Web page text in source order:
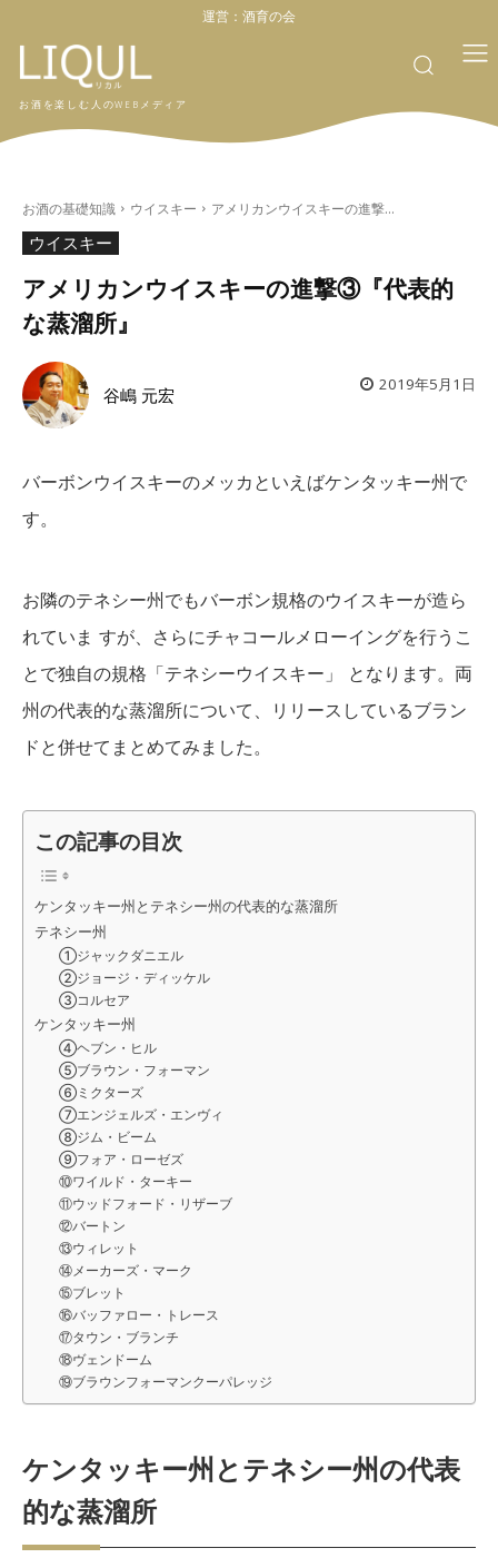
運営： 酒育の会
お酒を楽しむ人のWEBメディア
お酒の基礎知識 ウイスキー アメリカンウイスキーの進撃...
ウイスキー
アメリカンウイスキーの進撃③『代表的
な蒸溜所』
谷嶋 元宏 2019年5月1日
バーボンウイスキーのメッカといえばケンタッキー州で
す。
お隣のテネシー州でもバーボン規格のウイスキーが造ら
れていま すが、さらにチャコールメローイングを行うこ
とで独自の規格「テネシーウイスキー」 となります。両
州の代表的な蒸溜所について、リリースしているブラン
ドと併せてまとめてみました。
この記事の目次
ケンタッキー州とテネシー州の代表的な蒸溜所
テネシー州
①ジャックダニエル
②ジョージ・ディッケル
③コルセア
ケンタッキー州
④ヘブン・ヒル
⑤ブラウン・フォーマン
⑥ミクターズ
⑦エンジェルズ・エンヴィ
⑧ジム・ビーム
⑨フォア・ローゼズ
⑩ワイルド・ターキー
⑪ウッドフォード・リザーブ
⑫バートン
⑬ウィレット
⑭メーカーズ・マーク
⑮ブレット
⑯バッファロー・トレース
⑰タウン・ブランチ
⑱ヴェンドーム
⑲ブラウンフォーマンクーパレッジ
ケンタッキー州とテネシー州の代表
的な蒸溜所